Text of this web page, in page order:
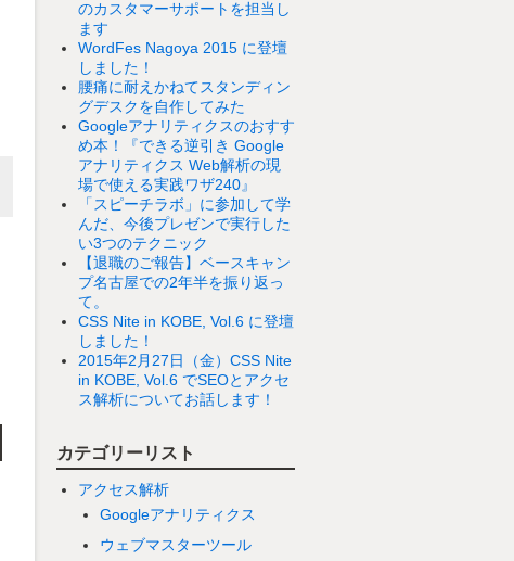
のカスタマーサポートを担当し
ます
WordFes Nagoya 2015 に登壇
しました！
腰痛に耐えかねてスタンディン
グデスクを自作してみた
Googleアナリティクスのおすす
め本！『できる逆引き Google
アナリティクス Web解析の現
場で使える実践ワザ240』
「スピーチラボ」に参加して学
んだ、今後プレゼンで実行した
い3つのテクニック
【退職のご報告】ベースキャン
プ名古屋での2年半を振り返っ
て。
CSS Nite in KOBE, Vol.6 に登壇
しました！
2015年2月27日（金）CSS Nite
in KOBE, Vol.6 でSEOとアクセ
ス解析についてお話します！
カテゴリーリスト
アクセス解析
Googleアナリティクス
ウェブマスターツール